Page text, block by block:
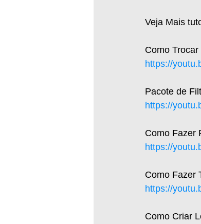
Veja Mais
Como
https://
Pacote de
https://
Como Fazer
https://
Como Fazer
https://
Como Criar